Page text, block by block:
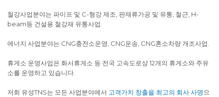
철강사업분야는 파이프 및 C-형강 제조, 판재류가공 및 유통, 철근, H-
beam등 건설용 철강재 유통사업.
에너지 사업분야는 CNG충전소운영, CNG운송, CNG혼소차량 개조사업.
휴게소 운영사업은 화서휴게소 등 전국 고속도로상 12개의 휴게소와 주유
소를 운영하고 있습니다.
저희 유성TNS는 모든 사업분야에서 고객가치 창출을 최고의 회사 사명으